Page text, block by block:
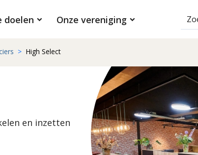
doelen Onze vereniging
High Select
en inzetten